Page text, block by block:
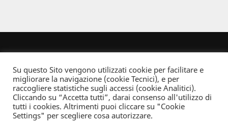
Dove non indicato altrimenti quest’opera è distribuita con Licenza
Creative Commons Attribuzione - Non commerciale - Non opere derivate 2.5 Italia
Su questo Sito vengono utilizzati cookie per facilitare e
migliorare la navigazione (cookie Tecnici), e per
raccogliere statistiche sugli accessi (cookie Analitici).
Cliccando su “Accetta tutti”, darai consenso all'utilizzo di
tutti i cookies. Altrimenti puoi cliccare su "Cookie
Settings" per scegliere cosa autorizzare.